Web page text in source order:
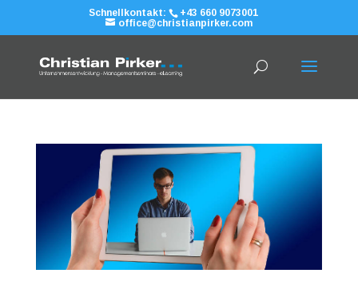
Schnellkontakt:
+43 660 9073001
office@christianpirker.com